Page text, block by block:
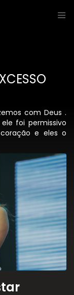
com Deus .
foi permissivo
e eles o